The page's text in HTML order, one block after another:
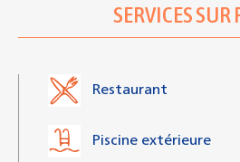
SERVICES SUR
Restaurant
Piscine extérieure